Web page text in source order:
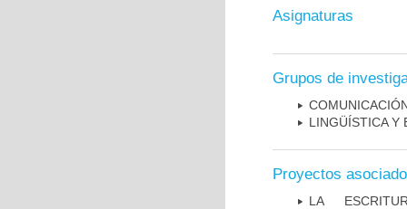
Asignaturas
Grupos de
LINGÜÍSTICA Y
Proyectos
LA